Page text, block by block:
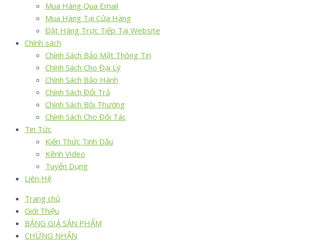
Mua Hàng Qua Email
Mua Hàng Tại Cửa Hàng
Đặt Hàng Trực Tiếp Tại Website
Chính sách
Chính Sách Bảo Mật Thông Tin
Chính Sách Cho Đại Lý
Chính Sách Bảo Hành
Chính Sách Đổi Trả
Chính Sách Bồi Thường
Chính Sách Cho Đối Tác
Tin Tức
Kiến Thức Tinh Dầu
Kênh Video
Tuyển Dụng
Liên Hệ
Trang chủ
Giới Thiệu
BẢNG GIÁ SẢN PHẨM
CHỨNG NHẬN